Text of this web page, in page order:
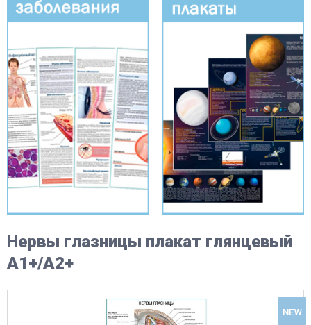
Нервы глазницы плакат глянцевый
А1+/А2+
NEW